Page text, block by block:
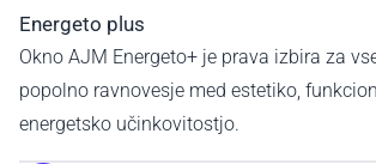
Energeto plus
Okno AJM Energeto+ je prava izbira za
popolno ravnovesje med estetiko,
energetsko učinkovitostjo.